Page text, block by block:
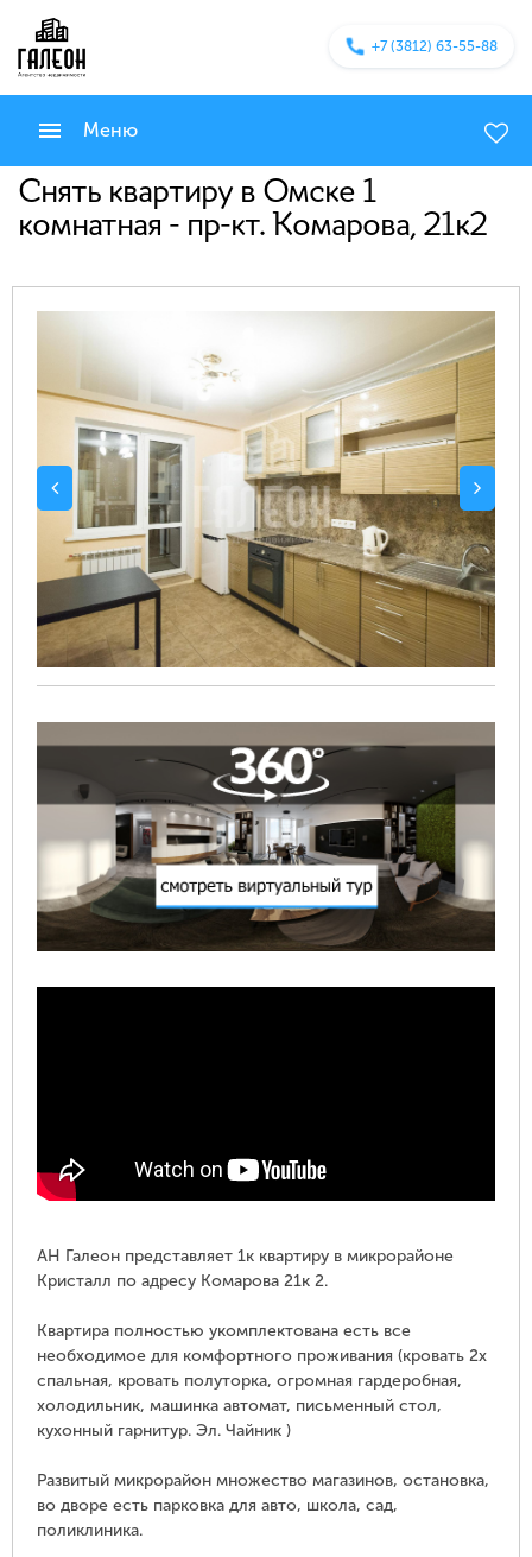
+7 (3812) 63-55-88
Меню
Снять квартиру в Омске 1
комнатная - пр-кт. Комарова, 21к2
АН Галеон представляет 1к квартиру в микрорайоне
Кристалл по адресу Комарова 21к 2.
Квартира полностью укомплектована есть все
необходимое для комфортного проживания (кровать 2х
спальная, кровать полуторка, огромная гардеробная,
холодильник, машинка автомат, письменный стол,
кухонный гарнитур. Эл. Чайник )
Развитый микрорайон множество магазинов, остановка,
во дворе есть парковка для авто, школа, сад,
поликлиника.